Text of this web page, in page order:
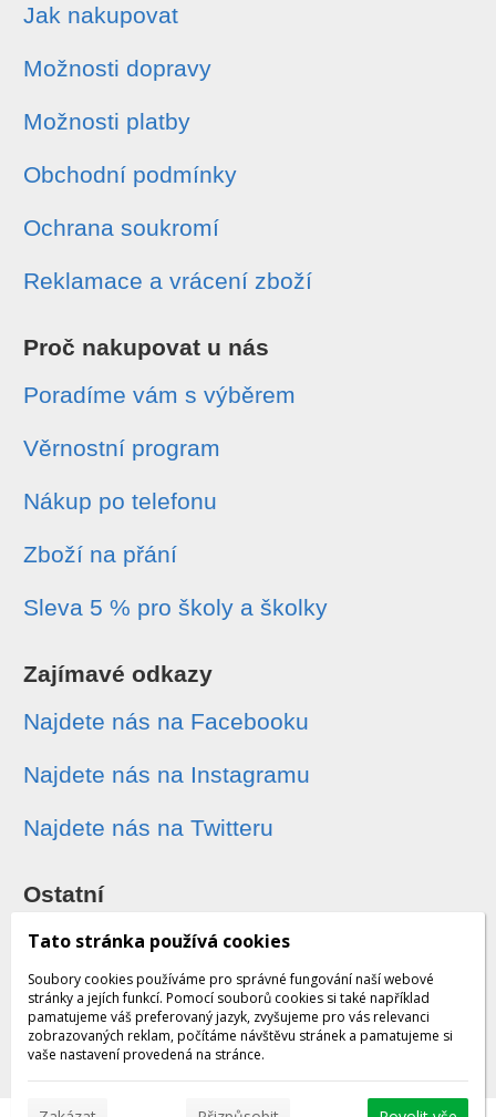
Jak nakupovat
Možnosti dopravy
Možnosti platby
Obchodní podmínky
Ochrana soukromí
Reklamace a vrácení zboží
Proč nakupovat u nás
Poradíme vám s výběrem
Věrnostní program
Nákup po telefonu
Zboží na přání
Sleva 5 % pro školy a školky
Zajímavé odkazy
Najdete nás na Facebooku
Najdete nás na Instagramu
Najdete nás na Twitteru
Ostatní
Sledování zásilek
Dárkové poukazy
Obchodní podmínky - archiv
Tato stránka používá cookies
Soubory cookies používáme pro správné fungování naší webové
stránky a jejích funkcí. Pomocí souborů cookies si také například
pamatujeme váš preferovaný jazyk, zvyšujeme pro vás relevanci
zobrazovaných reklam, počítáme návštěvu stránek a pamatujeme si
vaše nastavení provedená na stránce.